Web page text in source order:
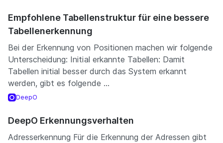
Empfohlene Tabellenstruktur für eine bessere
Tabellenerkennung
Bei der Erkennung von Positionen machen wir folgende
Unterscheidung: Initial erkannte Tabellen: Damit
Tabellen initial besser durch das System erkannt
werden, gibt es folgende ...
DeepO
DeepO Erkennungsverhalten
Adresserkennung Für die Erkennung der Adressen gibt